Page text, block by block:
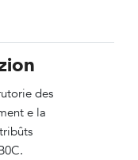
des
e la